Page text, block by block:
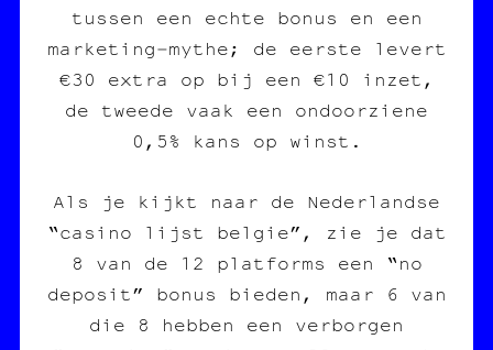
tussen een echte bonus en een
marketing‑mythe; de eerste levert
€30 extra op bij een €10 inzet,
de tweede vaak een ondoorziene
0,5% kans op winst.
Als je kijkt naar de Nederlandse
“casino lijst belgie”, zie je dat
8 van de 12 platforms een “no
deposit” bonus bieden, maar 6 van
die 8 hebben een verborgen